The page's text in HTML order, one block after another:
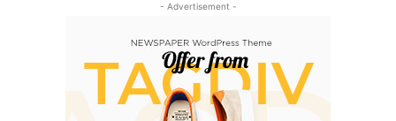
- Advertisement -